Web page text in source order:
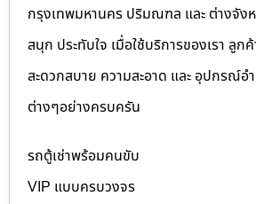
กรุงเทพมหานคร ปริมณฑล และ ต่างจัง
สนุก ประทับใจ เมื่อใช้บริการของเรา ลูก
สะดวกสบาย ความสะอาด และ อุปกรณ์อ
ต่างๆอย่างครบครัน
รถตู้เช่าพร้อมคนขับ
VIP แบบครบวงจร